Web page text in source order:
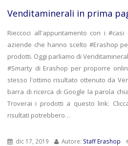
Venditaminerali in prima
Rieccoci all'appuntamento con i
aziende che hanno scelto #Erashop
prodotti. Oggi parliamo di
#Smarty di Erashop per proporre
stesso l'ottimo risultato ottenuto da
barra di ricerca di Google la parola
Troverai i prodotti a questo link:
risultati potrebbero…
dic 17, 2019 Autore: Staff Erashop